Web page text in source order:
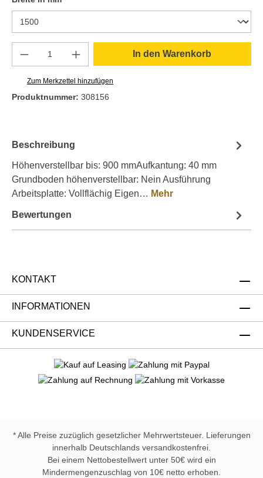
Produkt Anzahl: Gib den gewünschten
In den Warenkorb
Zum Merkzettel hinzufügen
Produktnummer: 308156
Beschreibung
Höhenverstellbar bis: 900 mmAufkantung: 40 mm
Grundboden höhenverstellbar: Nein Ausführung
Arbeitsplatte: Vollflächig Eigen… Mehr
Bewertungen
KONTAKT
INFORMATIONEN
KUNDENSERVICE
* Alle Preise zuzüglich gesetzlicher Mehrwertsteuer. Lieferungen
innerhalb Deutschlands versandkostenfrei.
Bei einem Nettobestellwert unter 50€ wird ein
Mindermengenzuschlag von 10€ netto erhoben.